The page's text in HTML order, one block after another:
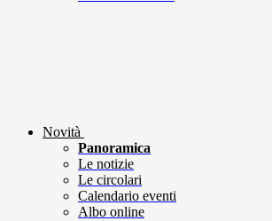
Novità
Panoramica
Le notizie
Le circolari
Calendario eventi
Albo online